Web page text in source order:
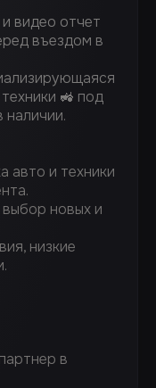
видео отчет
въездом в
🚜 под
наличии.
авто и техники
новых и
низкие
в